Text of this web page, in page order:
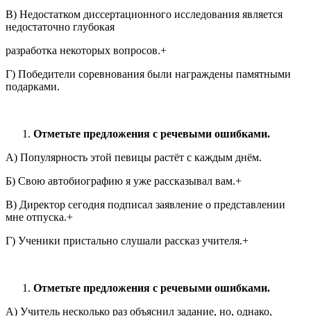
В) Недостатком диссертационного исследования является
недостаточно глубокая
разработка некоторых вопросов.+
Г) Победители соревнования были награждены памятными
подарками.
Отметьте предложения с речевыми ошибками.
А) Популярность этой певицы растёт с каждым днём.
Б) Свою автобиографию я уже рассказывал вам.+
В) Директор сегодня подписал заявление о представлении
мне отпуска.+
Г) Ученики пристально слушали рассказ учителя.+
Отметьте предложения с речевыми ошибками.
А) Учитель несколько раз объяснил задание, но, однако,